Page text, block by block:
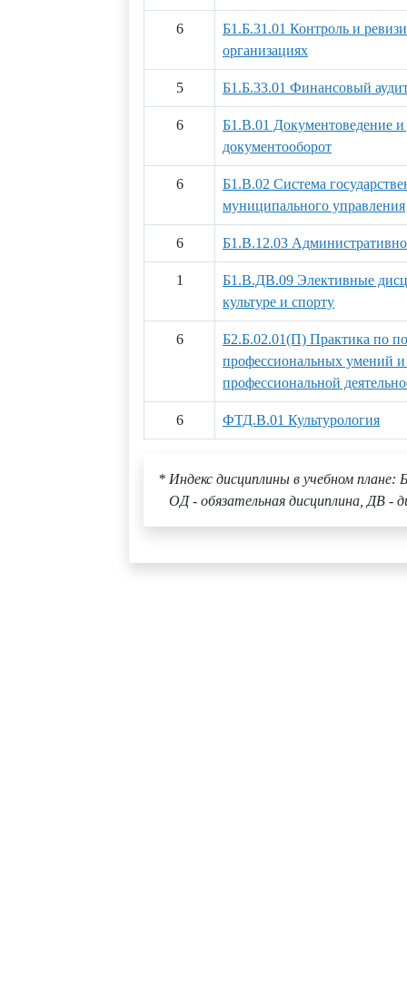
6
Б1.Б.31.01 Контроль и
организациях
5 Б1.Б.33.01 Финансовый
6
Б1.В.01 Документоведение и
документооборот
6
Б1.В.02 Система
муниципального управления
6 Б1.В.12.03
1
Б1.В.ДВ.09 Элективные
культуре и спорту
6
Б2.Б.02.01(П) Практика по
профессиональных умений
профессиональной
6 ФТД.В.01 Культурология
* Индекс дисциплины в учебном плане:
ОД - обязательная дисциплина, ДВ -